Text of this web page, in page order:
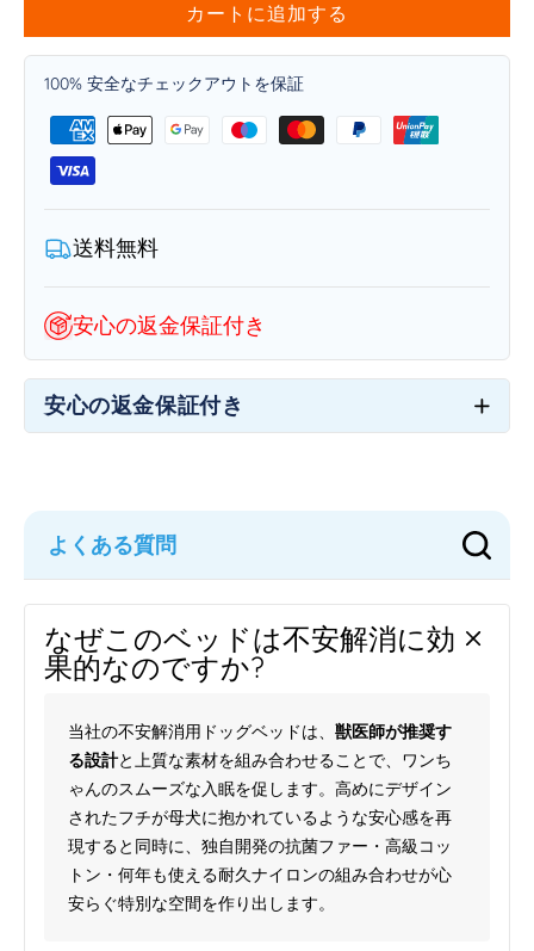
ト
レ
ス
を
和
ら
げ
る
極
上
の
ペ
ッ
ト
ベ
数
量
を
減
ら
ト
レ
ス
を
和
げ
上
の
ッ
ト
ベ
数
量
を
増
や
カートに追加する
100% 安全なチェックアウトを保証
送料無料
安心の返金保証付き
安心の返金保証付き
なぜこのベッドは不安解消に効
果的なのですか?
当社の不安解消用ドッグベッドは、 獣医師が推奨す
る設計と上質な素材を組み合わせることで、ワンち
ゃんのスムーズな入眠を促します。高めにデザイン
されたフチが母犬に抱かれているような安心感を再
現すると同時に、独自開発の抗菌ファー・高級コッ
トン・何年も使える耐久ナイロンの組み合わせが心
安らぐ特別な空間を作り出します。